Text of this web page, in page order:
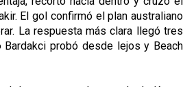
El gol confirmó el plan australiano
La respuesta más clara llegó tres
Bardakci probó desde lejos y Beach